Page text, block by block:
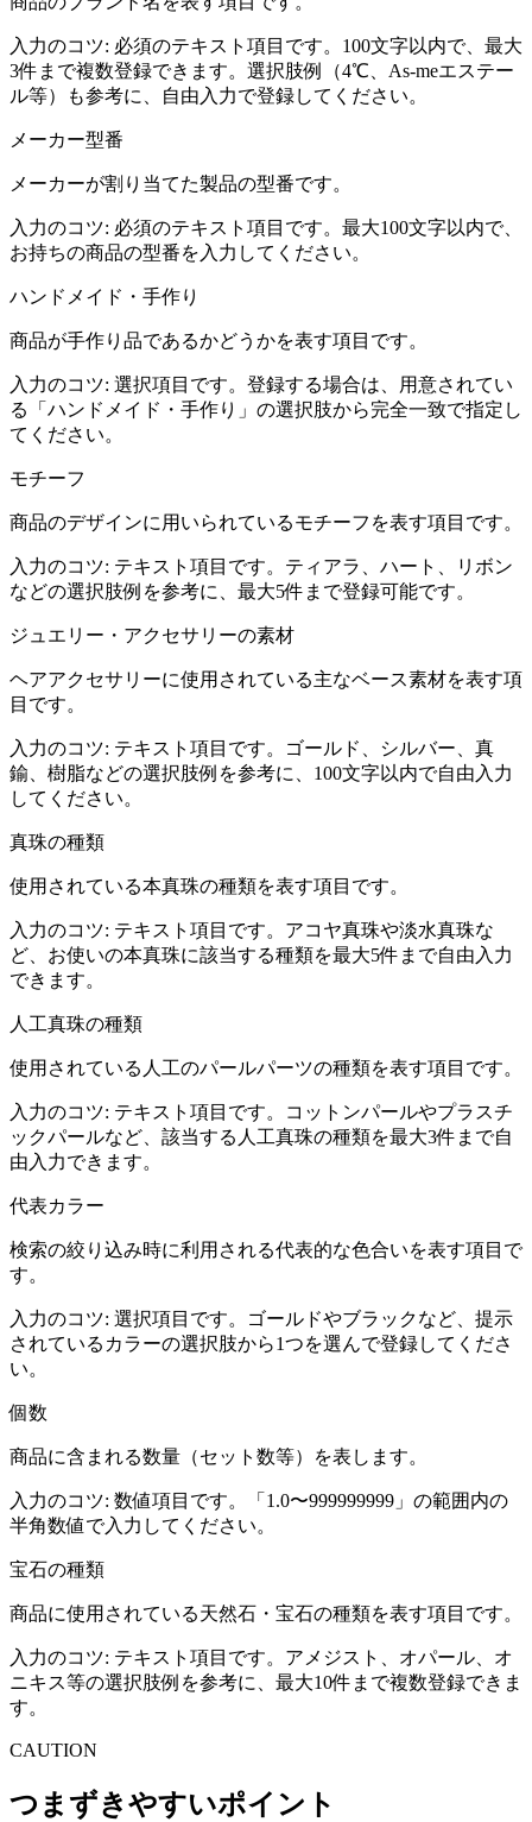
入力のコツ: 必須のテキスト項目です。100文字以内で、最大
3件まで複数登録できます。選択肢例（4℃、As-meエステー
ル等）も参考に、自由入力で登録してください。
メーカー型番
メーカーが割り当てた製品の型番です。
入力のコツ: 必須のテキスト項目です。最大100文字以内で、
お持ちの商品の型番を入力してください。
ハンドメイド・手作り
商品が手作り品であるかどうかを表す項目です。
入力のコツ: 選択項目です。登録する場合は、用意されてい
る「ハンドメイド・手作り」の選択肢から完全一致で指定し
てください。
モチーフ
商品のデザインに用いられているモチーフを表す項目です。
入力のコツ: テキスト項目です。ティアラ、ハート、リボン
などの選択肢例を参考に、最大5件まで登録可能です。
ジュエリー・アクセサリーの素材
ヘアアクセサリーに使用されている主なベース素材を表す項
目です。
入力のコツ: テキスト項目です。ゴールド、シルバー、真
鍮、樹脂などの選択肢例を参考に、100文字以内で自由入力
してください。
真珠の種類
使用されている本真珠の種類を表す項目です。
入力のコツ: テキスト項目です。アコヤ真珠や淡水真珠な
ど、お使いの本真珠に該当する種類を最大5件まで自由入力
できます。
人工真珠の種類
使用されている人工のパールパーツの種類を表す項目です。
入力のコツ: テキスト項目です。コットンパールやプラスチ
ックパールなど、該当する人工真珠の種類を最大3件まで自
由入力できます。
代表カラー
検索の絞り込み時に利用される代表的な色合いを表す項目で
す。
入力のコツ: 選択項目です。ゴールドやブラックなど、提示
されているカラーの選択肢から1つを選んで登録してくださ
い。
個数
商品に含まれる数量（セット数等）を表します。
入力のコツ: 数値項目です。「1.0〜999999999」の範囲内の
半角数値で入力してください。
宝石の種類
商品に使用されている天然石・宝石の種類を表す項目です。
入力のコツ: テキスト項目です。アメジスト、オパール、オ
ニキス等の選択肢例を参考に、最大10件まで複数登録できま
す。
CAUTION
つまずきやすいポイント